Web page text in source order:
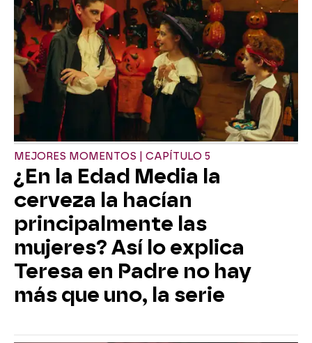
MEJORES MOMENTOS | CAPÍTULO 5
¿En la Edad Media la
cerveza la hacían
principalmente las
mujeres? Así lo explica
Teresa en Padre no hay
más que uno, la serie